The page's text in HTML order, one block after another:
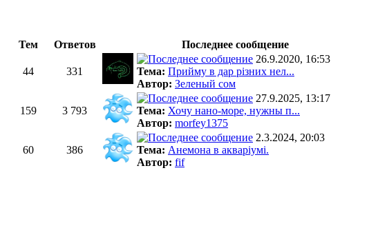
Тем Ответов
Последнее сообщение
44 331
26.9.2020, 16:53
Тема: Прийму в дар різних нел...
Автор: Зеленый сом
159 3 793
27.9.2025, 13:17
Тема: Хочу нано-море, нужны п...
Автор: morfey1375
60 386
2.3.2024, 20:03
Тема: Анемона в акваріумі.
Автор: fif